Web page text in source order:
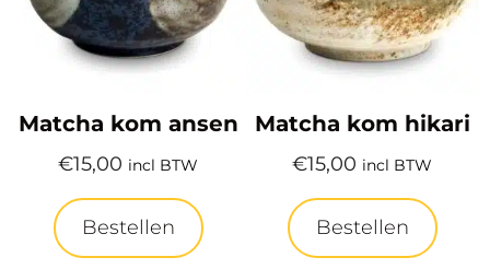
Matcha kom ansen
€15,00 incl BTW
Bestellen
Matcha kom hikari
€15,00 incl BTW
Bestellen